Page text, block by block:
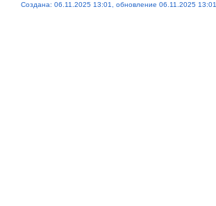
Создана: 06.11.2025 13:01, обновление 06.11.2025 13:01